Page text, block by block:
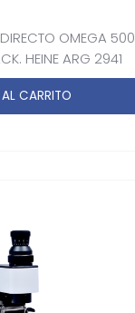
OMEGA 500
HEINE ARG 2941
CARRITO